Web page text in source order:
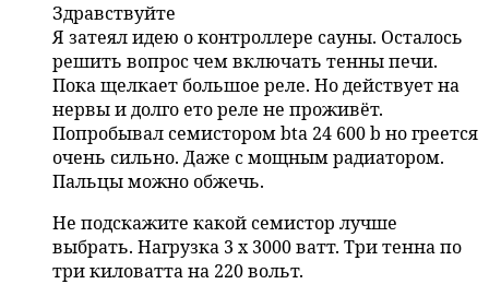
Здравствуйте
Я затеял идею о контроллере сауны. Осталось
решить вопрос чем включать тенны печи.
Пока щелкает большое реле. Но действует на
нервы и долго ето реле не проживёт.
Попробывал семистором bta 24 600 b но греется
очень сильно. Даже с мощным радиатором.
Пальцы можно обжечь.
Не подскажите какой семистор лучше
выбрать. Нагрузка 3 х 3000 ватт. Три тенна по
три киловатта на 220 вольт.